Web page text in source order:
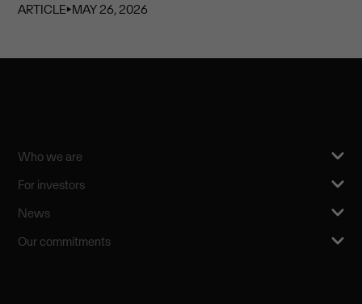
ARTICLE⏵MAY 26, 2026
Who we are
For investors
News
Our commitments